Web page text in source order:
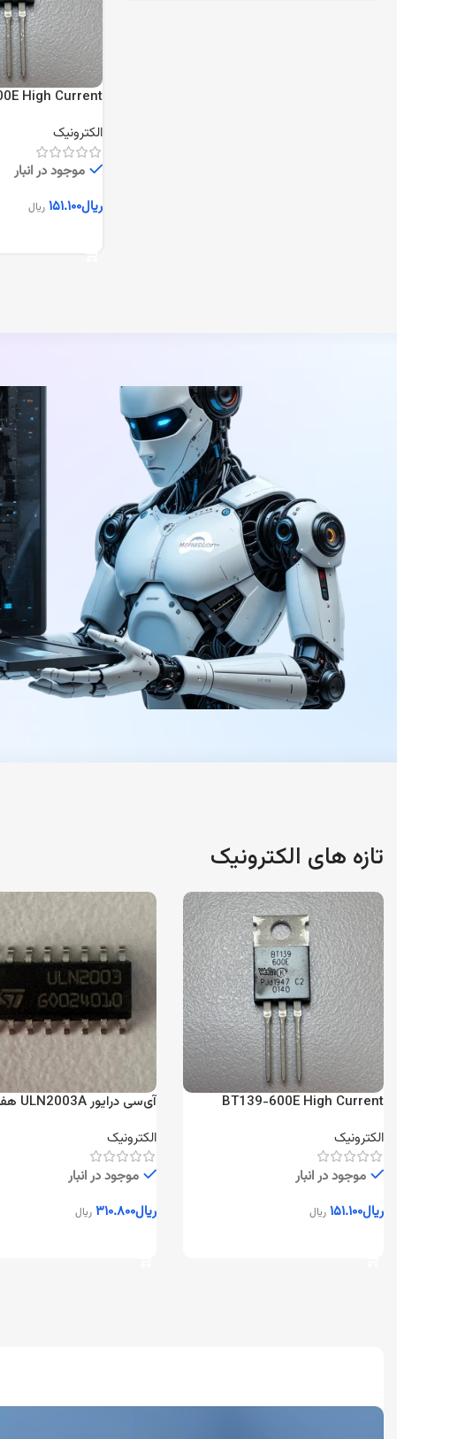
High Current
الکترونیک
موجود در انبار
ریال۱۵۱.۱۰۰ ریال
تازه های الکترونیک
BT139-600E High Current
الکترونیک
موجود در انبار
ریال۱۵۱.۱۰۰ ریال
آی‌سی درایور ULN2003A هفت‌کاناله
الکترونیک
موجود در انبار
ریال۳۱۰.۸۰۰ ریال